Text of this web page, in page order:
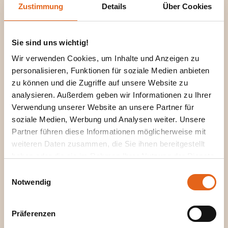
Zustimmung Details Über Cookies
Sie sind uns wichtig!
Wir verwenden Cookies, um Inhalte und Anzeigen zu
personalisieren, Funktionen für soziale Medien anbieten
zu können und die Zugriffe auf unsere Website zu
analysieren. Außerdem geben wir Informationen zu Ihrer
Verwendung unserer Website an unsere Partner für
soziale Medien, Werbung und Analysen weiter. Unsere
Partner führen diese Informationen möglicherweise mit
weiteren Daten zusammen, die Sie ihnen bereitgestellt
Bitte beachten Sie, dass einige der Partner auch Daten in
Drittländer übermitteln können, in denen möglicherweise
ein anderes Datenschutzniveau besteht als in der EU.
Notwendig
Präferenzen
Zwei Haushälften - Ein Zuhause!
Doppelhaus D 112 entdecken
Hausbaukatalog
Infomaterial anfordern!